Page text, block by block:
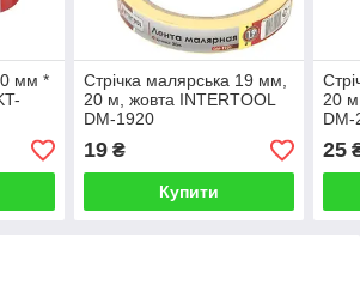
мм *
Стрічка малярська 19 мм,
20 м, жовта INTERTOOL
DM-1920
19₴
Купити
20
DM-
25